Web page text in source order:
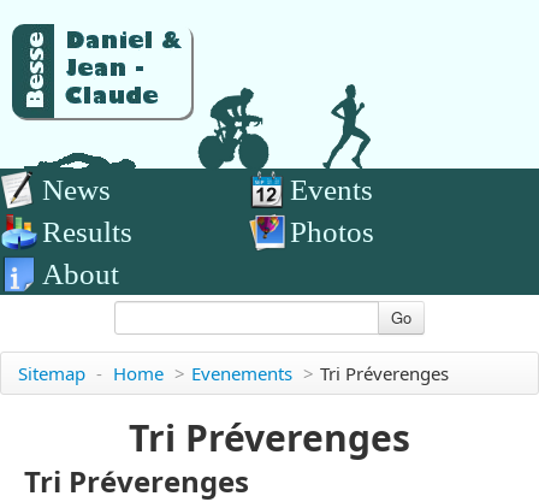
News
Events
Results
Photos
About
Go
Sitemap - Home > Evenements > Tri Préverenges
Tri Préverenges
Tri Préverenges